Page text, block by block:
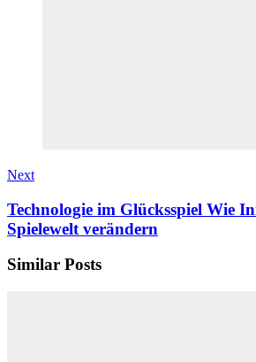
Next
Technologie im Glücksspiel Wie
Spielewelt verändern
Similar Posts